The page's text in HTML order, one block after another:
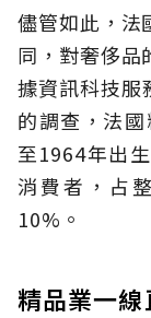
儘管如此，法
同，對奢侈品
據資訊科技
的調查，法
至1964年出
消費者，占
10%。
精品業一